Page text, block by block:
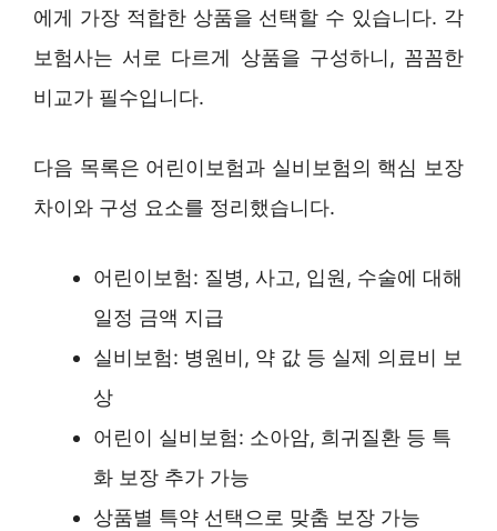
에게 가장 적합한 상품을 선택할 수 있습니다. 각
보험사는 서로 다르게 상품을 구성하니, 꼼꼼한
비교가 필수입니다.
다음 목록은 어린이보험과 실비보험의 핵심 보장
차이와 구성 요소를 정리했습니다.
어린이보험: 질병, 사고, 입원, 수술에 대해
일정 금액 지급
실비보험: 병원비, 약 값 등 실제 의료비 보
상
어린이 실비보험: 소아암, 희귀질환 등 특
화 보장 추가 가능
상품별 특약 선택으로 맞춤 보장 가능